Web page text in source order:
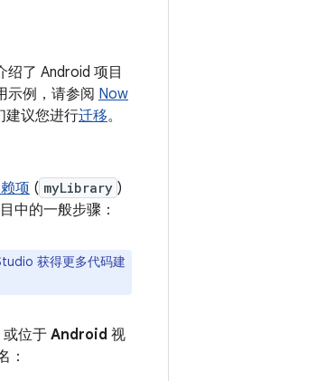
了 Android 项目
示例，请参阅 Now
建议您进行迁移。
项 ( myLibrary )
中的一般步骤：
获得更多代码建
或位于Android 视
：